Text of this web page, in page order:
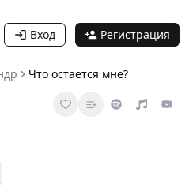
Вход Регистрация
Что остается мне?